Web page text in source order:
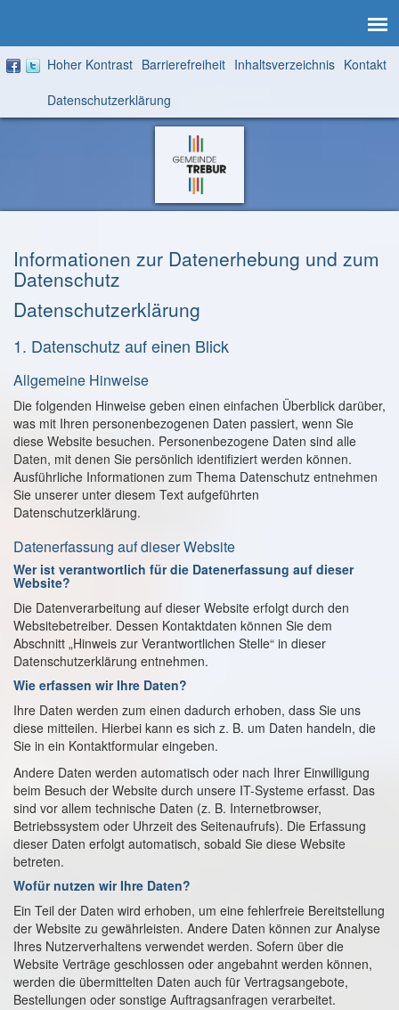
Hoher Kontrast Barrierefreiheit Inhaltsverzeichnis Kontakt
Aktuelle
Seite:
Datenschutzerklärung
Zur
Startseite
Informationen zur Datenerhebung und zum
Datenschutz
Datenschutz­erklärung
1. Datenschutz auf einen Blick
Allgemeine Hinweise
Die folgenden Hinweise geben einen einfachen Überblick darüber,
was mit Ihren personenbezogenen Daten passiert, wenn Sie
diese Website besuchen. Personenbezogene Daten sind alle
Daten, mit denen Sie persönlich identifiziert werden können.
Ausführliche Informationen zum Thema Datenschutz entnehmen
Sie unserer unter diesem Text aufgeführten
Datenschutzerklärung.
Datenerfassung auf dieser Website
Wer ist verantwortlich für die Datenerfassung auf dieser
Website?
Die Datenverarbeitung auf dieser Website erfolgt durch den
Websitebetreiber. Dessen Kontaktdaten können Sie dem
Abschnitt „Hinweis zur Verantwortlichen Stelle“ in dieser
Datenschutzerklärung entnehmen.
Wie erfassen wir Ihre Daten?
Ihre Daten werden zum einen dadurch erhoben, dass Sie uns
diese mitteilen. Hierbei kann es sich z. B. um Daten handeln, die
Sie in ein Kontaktformular eingeben.
Andere Daten werden automatisch oder nach Ihrer Einwilligung
beim Besuch der Website durch unsere IT-Systeme erfasst. Das
sind vor allem technische Daten (z. B. Internetbrowser,
Betriebssystem oder Uhrzeit des Seitenaufrufs). Die Erfassung
dieser Daten erfolgt automatisch, sobald Sie diese Website
betreten.
Wofür nutzen wir Ihre Daten?
Ein Teil der Daten wird erhoben, um eine fehlerfreie Bereitstellung
der Website zu gewährleisten. Andere Daten können zur Analyse
Ihres Nutzerverhaltens verwendet werden. Sofern über die
Website Verträge geschlossen oder angebahnt werden können,
werden die übermittelten Daten auch für Vertragsangebote,
Bestellungen oder sonstige Auftragsanfragen verarbeitet.